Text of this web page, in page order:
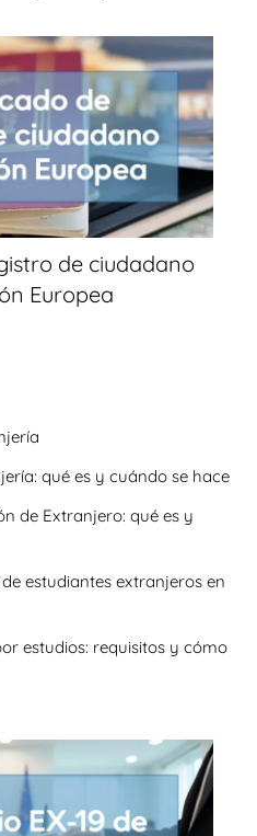
de ciudadano
Europea
qué es y cuándo se hace
de Extranjero: qué es y
estudiantes extranjeros en
estudios: requisitos y cómo